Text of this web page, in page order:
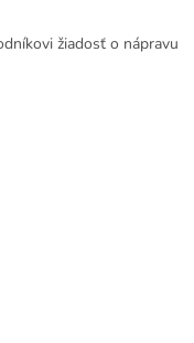
žiadosť o nápravu